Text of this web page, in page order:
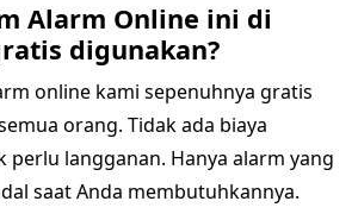
Alarm Online ini di
digunakan?
online kami sepenuhnya gratis
orang. Tidak ada biaya
perlu langganan. Hanya alarm yang
saat Anda membutuhkannya.